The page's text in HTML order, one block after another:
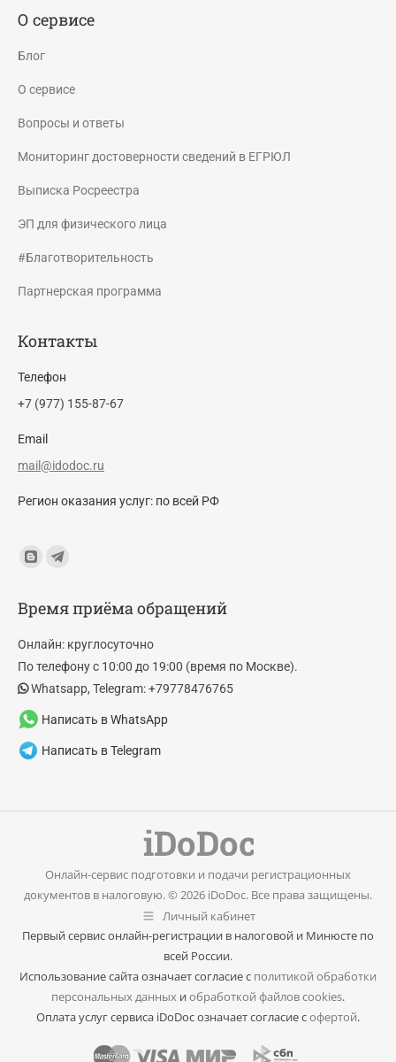
О сервисе
Блог
О сервисе
Вопросы и ответы
Мониторинг достоверности сведений в ЕГРЮЛ
Выписка Росреестра
ЭП для физического лица
#Благотворительность
Партнерская программа
Контакты
Телефон
+7 (977) 155-87-67
Email
mail@idodoc.ru
Регион оказания услуг: по всей РФ
Find us on:
Blogger
opens
window
Telegram
opens
new
window
Время приёма обращений
Онлайн: круглосуточно
По телефону с 10:00 до 19:00 (время по Москве).
Whatsapp, Telegram: +79778476765
Написать в WhatsApp
Написать в Telegram
Онлайн-сервис подготовки и подачи регистрационных
документов в налоговую. © 2026 iDoDoc. Все права защищены.
Личный кабинет
Первый сервис онлайн-регистрации в налоговой и Минюсте по
всей России.
Использование сайта означает согласие с политикой обработки
персональных данных иобработкой файлов cookies.
Оплата услуг сервиса iDoDoc означает согласие софертой.